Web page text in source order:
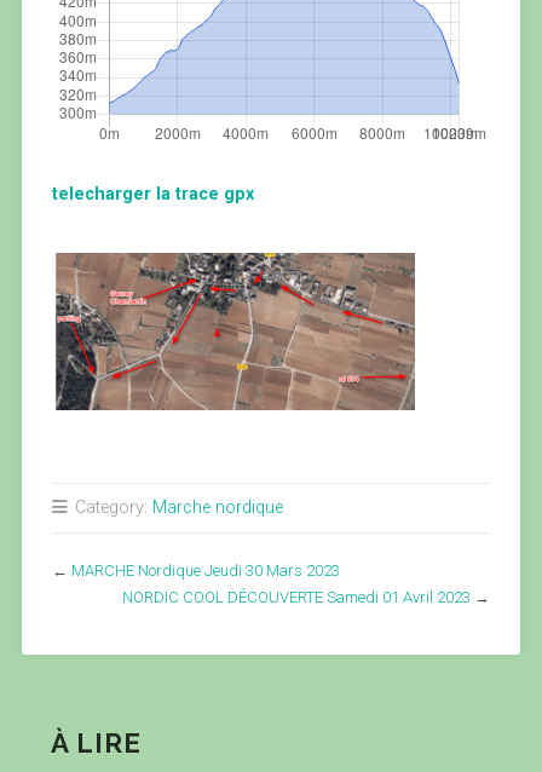
telecharger la trace gpx
Category: Marche nordique
← MARCHE Nordique Jeudi 30 Mars 2023
NORDIC COOL DÉCOUVERTE Samedi 01 Avril 2023 →
À LIRE